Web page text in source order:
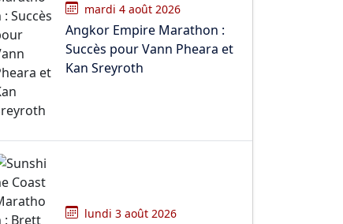
mardi 4 août 2026
Angkor Empire Marathon :
Succès pour Vann Pheara et
Kan Sreyroth
lundi 3 août 2026